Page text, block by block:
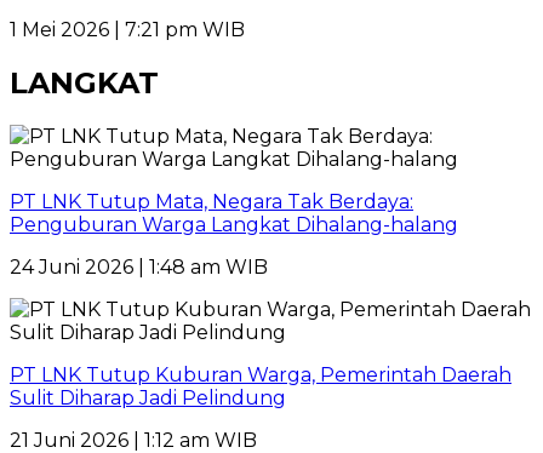
1 Mei 2026 | 7:21 pm WIB
LANGKAT
PT LNK Tutup Mata, Negara Tak Berdaya:
Penguburan Warga Langkat Dihalang-halang
24 Juni 2026 | 1:48 am WIB
PT LNK Tutup Kuburan Warga, Pemerintah Daerah
Sulit Diharap Jadi Pelindung
21 Juni 2026 | 1:12 am WIB